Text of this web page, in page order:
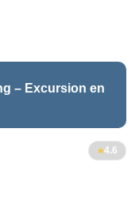
– Excursion en
4.6